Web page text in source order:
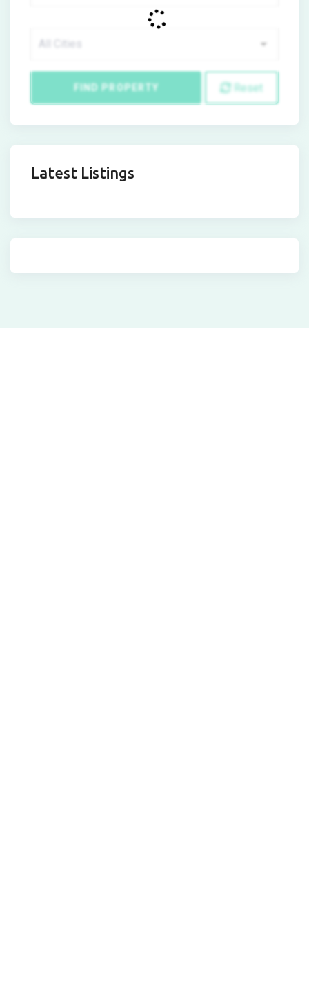
FIND PROPERTY Reset
Latest Listings